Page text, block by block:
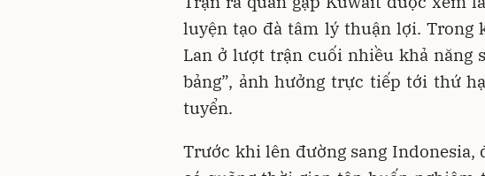
luyện tạo đà tâm lý thuận lợi. Trong
Lan ở lượt trận cuối nhiều khả năng
bảng”, ảnh hưởng trực tiếp tới thứ
tuyển.
Trước khi lên đường sang